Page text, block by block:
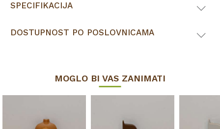
SPECIFIKACIJA
DOSTUPNOST PO POSLOVNICAMA
MOGLO BI VAS ZANIMATI